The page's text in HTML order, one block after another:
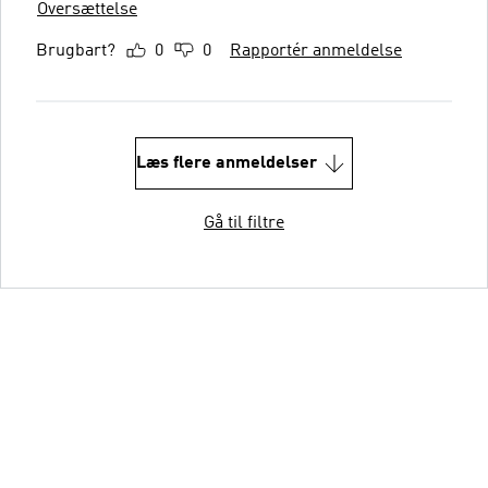
Oversættelse
Brugbart? 0 0 Rapportér anmeldelse
Læs flere anmeldelser
Gå til filtre